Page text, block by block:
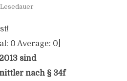
0 Average: 0]
sind
nach § 34f